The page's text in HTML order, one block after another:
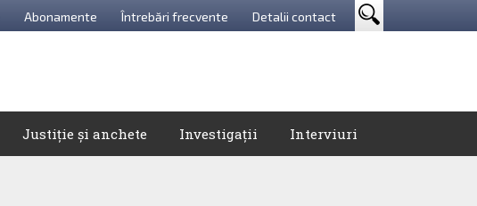
Abonamente Întrebări frecvente Detalii contact
Justiție și anchete Investigații Interviuri